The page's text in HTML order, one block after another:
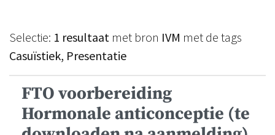
Selectie: 1 resultaat met bron IVM met de tags
Casuïstiek, Presentatie
FTO voorbereiding
Hormonale anticonceptie (te